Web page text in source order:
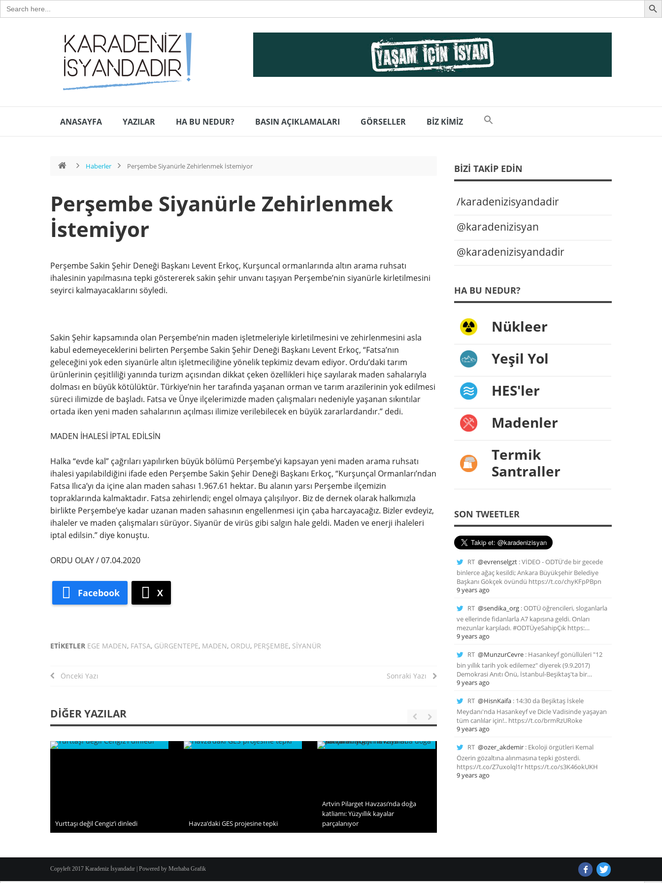
Search
for:
ANASAYFA YAZILAR HA BU NEDUR? BASIN AÇIKLAMALARI GÖRSELLER BİZ KİMİZ
Haberler Perşembe Siyanürle Zehirlenmek İstemiyor
Perşembe Siyanürle Zehirlenmek
İstemiyor
Perşembe Sakin Şehir Deneği Başkanı Levent Erkoç, Kurşuncal ormanlarında altın arama ruhsatı
ihalesinin yapılmasına tepki göstererek sakin şehir unvanı taşıyan Perşembe’nin siyanürle kirletilmesini
seyirci kalmayacaklarını söyledi.
Sakin Şehir kapsamında olan Perşembe’nin maden işletmeleriyle kirletilmesini ve zehirlenmesini asla
kabul edemeyeceklerini belirten Perşembe Sakin Şehir Deneği Başkanı Levent Erkoç, “Fatsa’nın
geleceğini yok eden siyanürle altın işletmeciliğine yönelik tepkimiz devam ediyor. Ordu’daki tarım
ürünlerinin çeşitliliği yanında turizm açısından dikkat çeken özellikleri hiçe sayılarak maden sahalarıyla
dolması en büyük kötülüktür. Türkiye’nin her tarafında yaşanan orman ve tarım arazilerinin yok edilmesi
süreci ilimizde de başladı. Fatsa ve Ünye ilçelerimizde maden çalışmaları nedeniyle yaşanan sıkıntılar
ortada iken yeni maden sahalarının açılması ilimize verilebilecek en büyük zararlardandır.” dedi.
MADEN İHALESİ İPTAL EDİLSİN
Halka “evde kal” çağrıları yapılırken büyük bölümü Perşembe’yi kapsayan yeni maden arama ruhsatı
ihalesi yapılabildiğini ifade eden Perşembe Sakin Şehir Deneği Başkanı Erkoç, “Kurşunçal Ormanları’ndan
Fatsa Ilıca’yı da içine alan maden sahası 1.967.61 hektar. Bu alanın yarsı Perşembe ilçemizin
topraklarında kalmaktadır. Fatsa zehirlendi; engel olmaya çalışılıyor. Biz de dernek olarak halkımızla
birlikte Perşembe’ye kadar uzanan maden sahasının engellenmesi için çaba harcayacağız. Bizler evdeyiz,
ihaleler ve maden çalışmaları sürüyor. Siyanür de virüs gibi salgın hale geldi. Maden ve enerji ihaleleri
iptal edilsin.” diye konuştu.
ORDU OLAY / 07.04.2020
Facebook X
ETIKETLER EGE MADEN, FATSA, GÜRGENTEPE, MADEN, ORDU, PERŞEMBE, SIYANÜR
Önceki Yazı Sonraki Yazı
DIĞER YAZILAR
Yurttaşı değil Cengiz’i dinledi Havza’daki GES projesine tepki
Artvin Pilarget Havzası’nda doğa
katliamı: Yüzyıllık kayalar
parçalanıyor
BIZI TAKIP EDIN
/karadenizisyandadir
@karadenizisyan
@karadenizisyandadir
HA BU NEDUR?
Nükleer
Yeşil Yol
HES'ler
Madenler
Termik
Santraller
SON TWEETLER
RT @evrenselgzt : VİDEO - ODTÜ'de bir gecede
binlerce ağaç kesildi; Ankara Büyükşehir Belediye
Başkanı Gökçek övündü https://t.co/chyKFpPBpn
9 years ago
RT @sendika_org : ODTÜ öğrencileri, sloganlarla
ve ellerinde fidanlarla A7 kapısına geldi. Onları
mezunlar karşıladı. #ODTÜyeSahipÇık https:…
9 years ago
RT @MunzurCevre : Hasankeyf gönüllüleri "12
bin yıllık tarih yok edilemez" diyerek (9.9.2017)
Demokrasi Anıtı Önü, İstanbul-Beşiktaş'ta bir…
9 years ago
RT @HisnKaifa : 14:30 da Beşiktaş İskele
Meydanı'nda Hasankeyf ve Dicle Vadisinde yaşayan
tüm canlılar için!.. https://t.co/brmRzURoke
9 years ago
RT @ozer_akdemir : Ekoloji örgütleri Kemal
Özerin gözaltına alınmasına tepki gösterdi.
https://t.co/Z7uxolql1r https://t.co/s3K46okUKH
9 years ago
Copyleft 2017 Karadeniz İsyandadır | Powered by Merhaba Grafik
Search Button